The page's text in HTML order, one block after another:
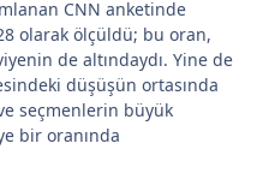
CNN anketinde
olarak ölçüldü; bu oran,
de altındaydı. Yine de
düşüşün ortasında
seçmenlerin büyük
bir oranında